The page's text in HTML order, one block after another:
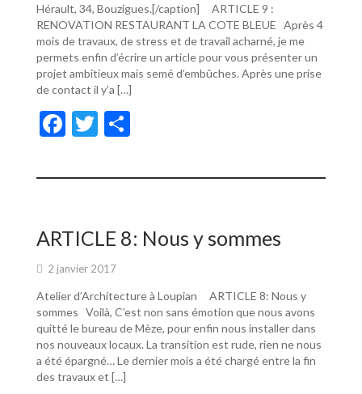
Hérault, 34, Bouzigues.[/caption] ARTICLE 9 :
RENOVATION RESTAURANT LA COTE BLEUE Après 4
mois de travaux, de stress et de travail acharné, je me
permets enfin d’écrire un article pour vous présenter un
projet ambitieux mais semé d’embûches. Après une prise
de contact il y’a […]
F
e
o
o
k
T
itt ta
er
ARTICLE 8: Nous y sommes
2 janvier 2017
Atelier d’Architecture à Loupian ARTICLE 8: Nous y
sommes Voilà, C’est non sans émotion que nous avons
quitté le bureau de Mèze, pour enfin nous installer dans
nos nouveaux locaux. La transition est rude, rien ne nous
a été épargné… Le dernier mois a été chargé entre la fin
des travaux et […]